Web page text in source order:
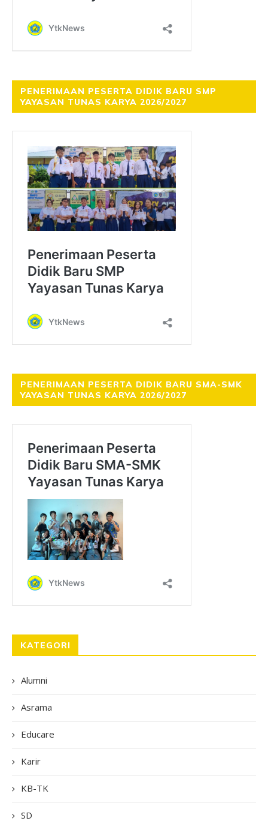
PENERIMAAN PESERTA DIDIK BARU SMP
YAYASAN TUNAS KARYA 2026/2027
PENERIMAAN PESERTA DIDIK BARU SMA-SMK
YAYASAN TUNAS KARYA 2026/2027
KATEGORI
Alumni
Asrama
Educare
Karir
KB-TK
SD